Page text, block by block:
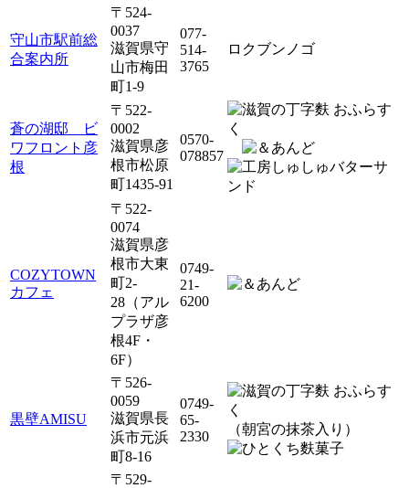
守山市駅前総
合案内所
〒524-
0037
滋賀県守
山市梅田
町1-9
077-
514-
3765
ロクブンノゴ
蒼の湖邸 ビ
ワフロント彦
根
〒522-
0002
滋賀県彦
根市松原
町1435-91
0570-
078857
COZYTOWN
カフェ
〒522-
0074
滋賀県彦
根市大東
町2-
28（アル
プラザ彦
根4F・
6F）
0749-
21-
6200
黒壁AMISU
〒526-
0059
滋賀県長
浜市元浜
町8-16
0749-
65-
2330
（朝宮の抹茶入り）
〒529-